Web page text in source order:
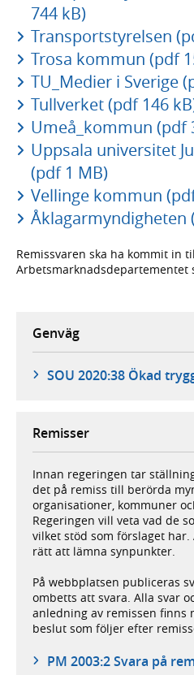
744 kB)
Transportstyrelsen
Trosa kommun (pdf
TU_Medier i Sverige
Tullverket (pdf 146
Umeå_kommun (pdf
Uppsala universitet
(pdf 1 MB)
Vellinge kommun
Åklagarmyndigheten
Remissvaren ska ha kommit in
Arbetsmarknadsdepartementet
Genväg
SOU 2020:38 Ökad
Remisser
Innan regeringen tar
det på remiss till berörda
organisationer, kommuner
Regeringen vill veta vad de
vilket stöd som förslaget
rätt att lämna synpunkter.
På webbplatsen publiceras
ombetts att svara. Alla svar
anledning av remissen finns
beslut som följer efter
PM 2003:2 Svara på